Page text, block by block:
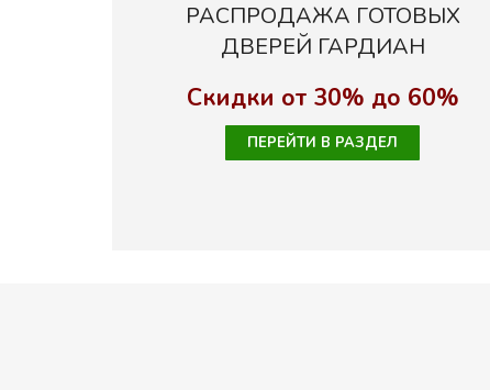
РАСПРОДАЖА ГОТОВЫХ
ДВЕРЕЙ ГАРДИАН
Скидки от 30% до 60%
ПЕРЕЙТИ В РАЗДЕЛ